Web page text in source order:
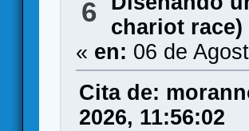
6
chariot race)
« en: 06 de
Cita de:
2026, 11:56:02